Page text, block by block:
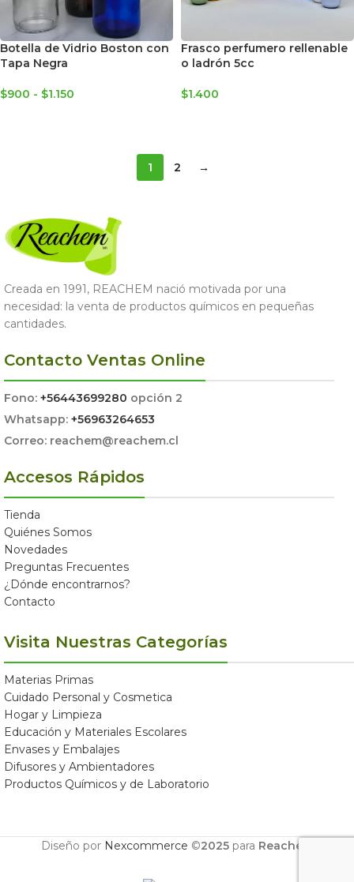
Botella de Vidrio Boston con
Tapa Negra
$900 - $1.150
Frasco perfumero rellenable
o ladrón 5cc
$1.400
1 2 →
Creada en 1991, REACHEM nació motivada por una
necesidad: la venta de productos químicos en pequeñas
cantidades.
Contacto Ventas Online
Fono: +56443699280 opción 2
Whatsapp: +56963264653
Correo: reachem@reachem.cl
Accesos Rápidos
Tienda
Quiénes Somos
Novedades
Preguntas Frecuentes
¿Dónde encontrarnos?
Contacto
Visita Nuestras Categorías
Materias Primas
Cuidado Personal y Cosmetica
Hogar y Limpieza
Educación y Materiales Escolares
Envases y Embalajes
Difusores y Ambientadores
Productos Químicos y de Laboratorio
Diseño por Nexcommerce ©2025para Reachem